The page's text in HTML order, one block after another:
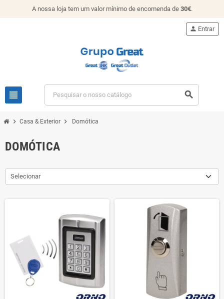
A nossa loja tem um valor mínimo de encomenda de 30€.
view_headline search
person Entrar
chevron_right Casa & Exterior chevron_right Domótica
DOMÓTICA
Selecionar